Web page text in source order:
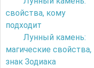
свойства, кому
подходит
Лунный камень:
магические свойства,
знак Зодиака